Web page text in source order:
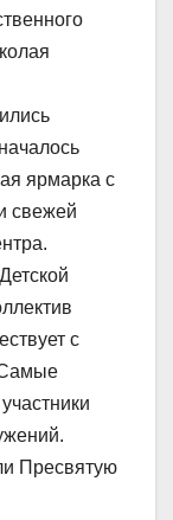
ярмарка с
свежей
с
Пресвятую